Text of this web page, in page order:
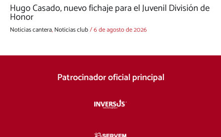
Hugo Casado, nuevo fichaje para el Juvenil División de
Honor
Noticias cantera,Noticias club/6 de agosto de 2026
Patrocinador oficial principal